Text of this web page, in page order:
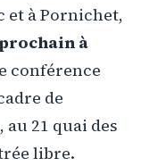
et à Pornichet,
à
conférence
de
21 quai des
libre.